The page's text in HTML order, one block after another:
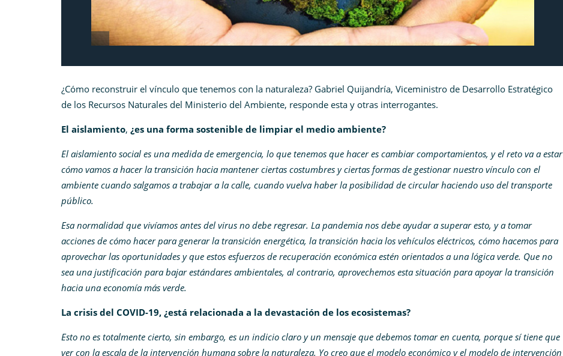
¿Cómo reconstruir el vínculo que tenemos con la naturaleza? Gabriel Quijandría, Viceministro de Desarrollo Estratégico
de los Recursos Naturales del Ministerio del Ambiente, responde esta y otras interrogantes.
El aislamiento, ¿es una forma sostenible de limpiar el medio ambiente?
El aislamiento social es una medida de emergencia, lo que tenemos que hacer es cambiar comportamientos, y el reto va a estar
cómo vamos a hacer la transición hacia mantener ciertas costumbres y ciertas formas de gestionar nuestro vínculo con el
ambiente cuando salgamos a trabajar a la calle, cuando vuelva haber la posibilidad de circular haciendo uso del transporte
público.
Esa normalidad que vivíamos antes del virus no debe regresar. La pandemia nos debe ayudar a superar esto, y a tomar
acciones de cómo hacer para generar la transición energética, la transición hacia los vehículos eléctricos, cómo hacemos para
aprovechar las oportunidades y que estos esfuerzos de recuperación económica estén orientados a una lógica verde. Que no
sea una justificación para bajar estándares ambientales, al contrario, aprovechemos esta situación para apoyar la transición
hacia una economía más verde.
La crisis del COVID-19, ¿está relacionada a la devastación de los ecosistemas?
Esto no es totalmente cierto, sin embargo, es un indicio claro y un mensaje que debemos tomar en cuenta, porque sí tiene que
ver con la escala de la intervención humana sobre la naturaleza. Yo creo que el modelo económico y el modelo de intervención